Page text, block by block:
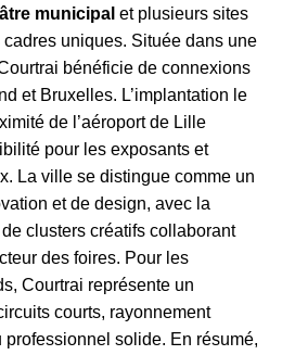
municipal et plusieurs sites
uniques. Située dans une
bénéficie de connexions
et Bruxelles. L’implantation le
de l’aéroport de Lille
pour les exposants et
La ville se distingue comme un
et de design, avec la
clusters créatifs collaborant
des foires. Pour les
Courtrai représente un
courts, rayonnement
professionnel solide. En résumé,